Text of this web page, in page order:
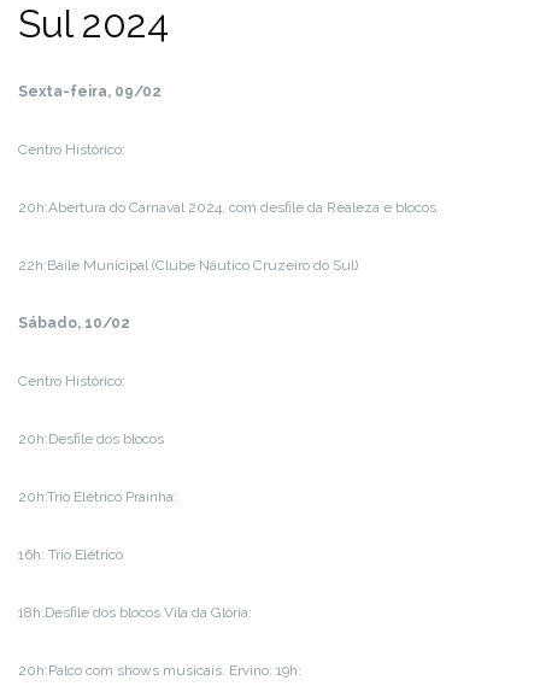
Sul 2024
Sexta-feira, 09/02
Centro Histórico:
20h:Abertura do Carnaval 2024, com desfile da Realeza e blocos
22h:Baile Municipal (Clube Náutico Cruzeiro do Sul)
Sábado, 10/02
Centro Histórico:
20h:Desfile dos blocos
20h:Trio Elétrico Prainha:
16h: Trio Elétrico
18h:Desfile dos blocos Vila da Glória:
20h:Palco com shows musicais. Ervino: 19h: